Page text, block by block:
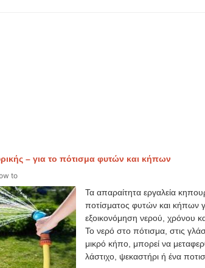
– για το πότισμα φυτών και κήπων
to
Τα απαραίτητα εργαλεία
ποτίσματος φυτών και κήπων
εξοικονόμηση νερού, χρόνου
Το νερό στο πότισμα, στις
μικρό κήπο, μπορεί να
λάστιχο, ψεκαστήρι ή ένα